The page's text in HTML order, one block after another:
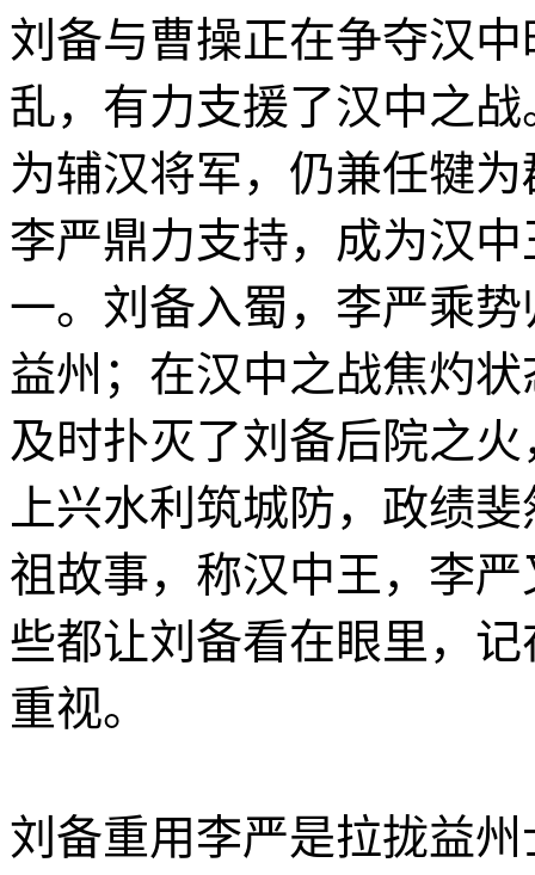
刘备与曹操正在争夺汉
乱，有力支援了汉中之
为辅汉将军，仍兼任犍
李严鼎力支持，成为汉
一。刘备入蜀，李严乘
益州；在汉中之战焦灼
及时扑灭了刘备后院之
上兴水利筑城防，政绩
祖故事，称汉中王，李
些都让刘备看在眼里，
重视。
刘备重用李严是拉拢益